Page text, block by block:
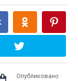
Опубликовано